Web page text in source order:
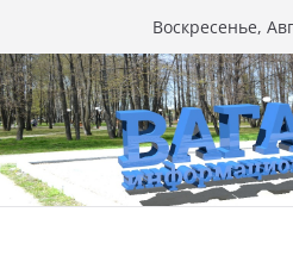
к
содержимому
Воскресенье,